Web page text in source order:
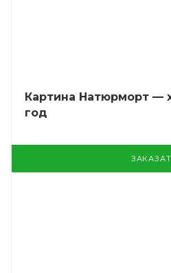
Картина Натюрморт —
год